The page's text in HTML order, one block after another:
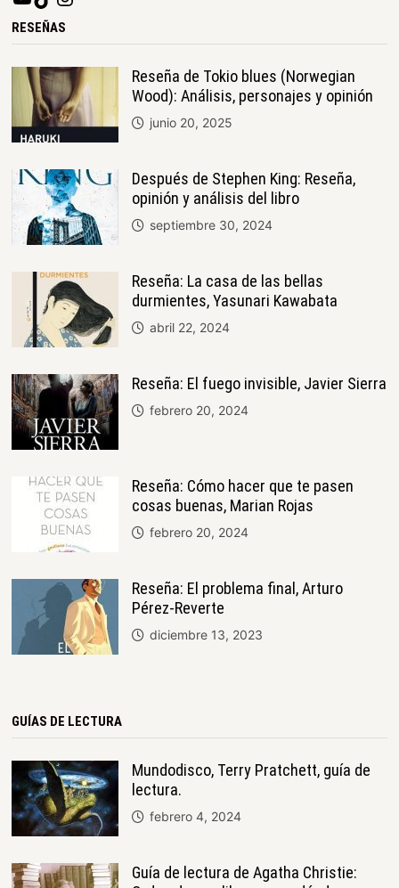
RESEÑAS
Reseña de Tokio blues (Norwegian
Wood): Análisis, personajes y opinión
junio 20, 2025
Después de Stephen King: Reseña,
opinión y análisis del libro
septiembre 30, 2024
Reseña: La casa de las bellas
durmientes, Yasunari Kawabata
abril 22, 2024
Reseña: El fuego invisible, Javier Sierra
febrero 20, 2024
Reseña: Cómo hacer que te pasen
cosas buenas, Marian Rojas
febrero 20, 2024
Reseña: El problema final, Arturo
Pérez-Reverte
diciembre 13, 2023
GUÍAS DE LECTURA
Mundodisco, Terry Pratchett, guía de
lectura.
febrero 4, 2024
Guía de lectura de Agatha Christie: